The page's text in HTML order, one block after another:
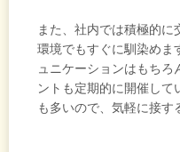
また、社内では積極的
環境でもすぐに馴染めま
ュニケーションはもち
ントも定期的に開催し
も多いので、気軽に接す